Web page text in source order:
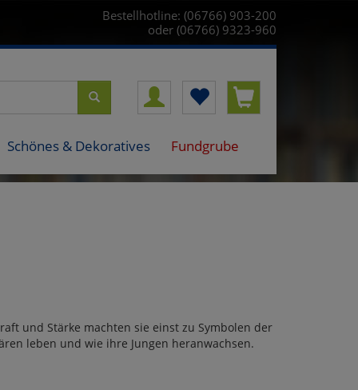
Bestellhotline: (06766) 903-200
oder (06766) 9323-960
Schönes & Dekoratives Fundgrube
und Stärke machten sie einst zu Symbolen der
leben und wie ihre Jungen heranwachsen.